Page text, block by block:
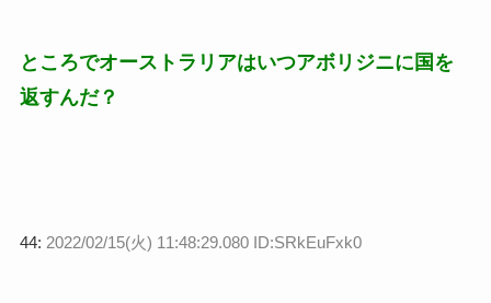
ところでオーストラリアはいつアボリジニに国を
返すんだ？
44: 2022/02/15(火) 11:48:29.080 ID:SRkEuFxk0